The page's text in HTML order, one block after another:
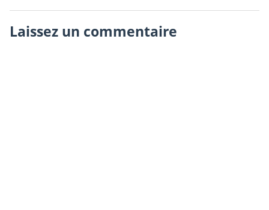
Laissez un commentaire